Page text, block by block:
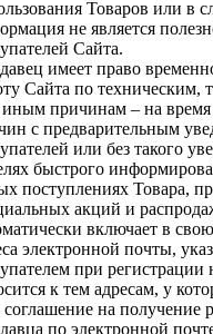
Товаров или в
не является
Сайта.
имеет право
Сайта по техническим,
причинам – на время
с предварительным
или без такого
быстрого
поступлениях Товара,
акций и
включает в
электронной почты,
при регистрации
к тем адресам, у
соглашение на получение
по электронной